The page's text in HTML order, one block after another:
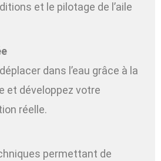
et le pilotage de l’aile
dans l’eau grâce à la
et développez votre
réelle.
permettant de